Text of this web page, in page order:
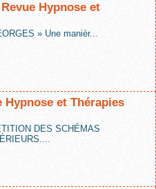
Hypnose et
» Une manièr...
Hypnose et Thérapies
DES SCHÉMAS